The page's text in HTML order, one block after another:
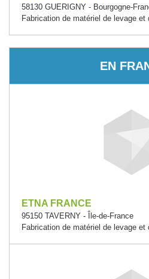
58130 GUERIGNY - Bourgogne-
Fabrication de matériel de levage et
EN
ETNA FRANCE
95150 TAVERNY - Île-de-France
Fabrication de matériel de levage et